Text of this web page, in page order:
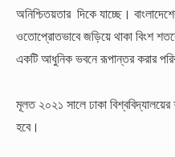
অনিশ্চিতয়তার দিকে যাচ্ছে।
ওতোপ্রোতভাবে জড়িয়ে থাকা বিংশ
একটি আধুনিক ভবনে রূপান্তর করার
মূলত ২০২১ সালে ঢাকা
হবে।